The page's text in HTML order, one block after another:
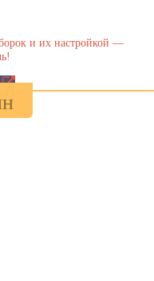
и их настройкой —